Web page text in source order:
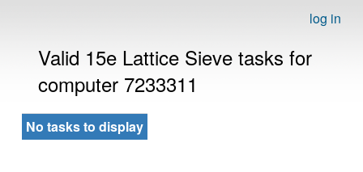
log in
Valid 15e Lattice Sieve tasks for
computer 7233311
No tasks to display